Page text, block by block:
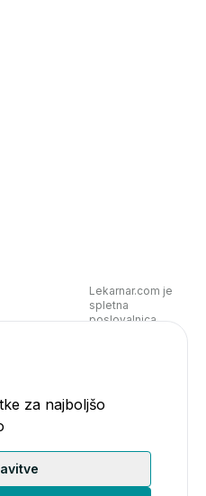
Lekarnar.com je
spletna
poslovalnica
za najboljšo